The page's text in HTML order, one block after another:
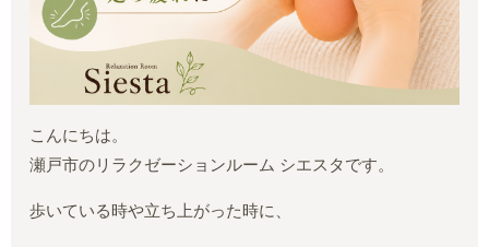
こんにちは。
瀬戸市のリラクゼーションルーム シエスタです。
歩いている時や立ち上がった時に、